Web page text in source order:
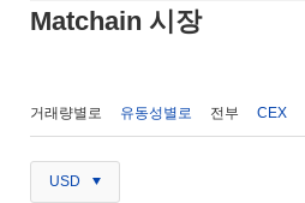
Matchain 시장
거래량별로 유동성별로 전부 CEX
USD